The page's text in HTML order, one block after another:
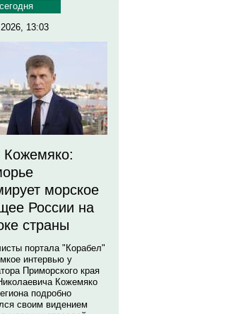
13:03
Кожемяко:
морское
России на
страны
портала "Корабел"
интервью у
Приморского края
Кожемяко
подробно
своим видением